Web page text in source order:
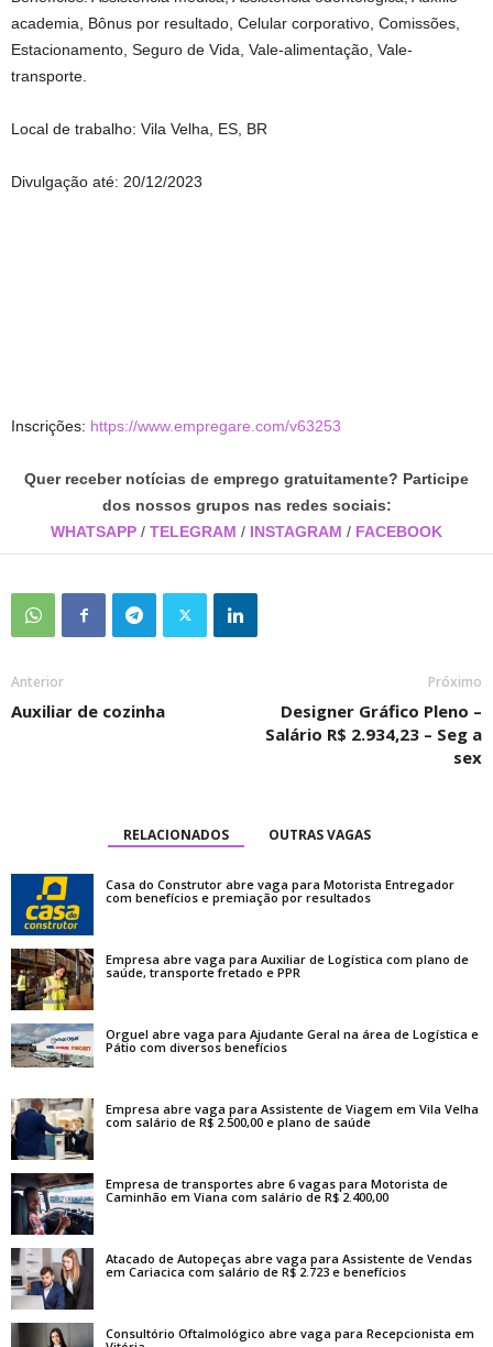
academia, Bônus por resultado, Celular corporativo, Comissões,
Estacionamento, Seguro de Vida, Vale-alimentação, Vale-
transporte.
Local de trabalho: Vila Velha, ES, BR
Divulgação até: 20/12/2023
Inscrições: https://www.empregare.com/v63253
Quer receber notícias de emprego gratuitamente? Participe
dos nossos grupos nas redes sociais:
WHATSAPP / TELEGRAM / INSTAGRAM / FACEBOOK
Anterior
Auxiliar de cozinha
Próximo
Designer Gráfico Pleno –
Salário R$ 2.934,23 – Seg a
sex
RELACIONADOS OUTRAS VAGAS
Casa do Construtor abre vaga para Motorista Entregador
com benefícios e premiação por resultados
Empresa abre vaga para Auxiliar de Logística com plano de
saúde, transporte fretado e PPR
Orguel abre vaga para Ajudante Geral na área de Logística e
Pátio com diversos benefícios
Empresa abre vaga para Assistente de Viagem em Vila Velha
com salário de R$ 2.500,00 e plano de saúde
Empresa de transportes abre 6 vagas para Motorista de
Caminhão em Viana com salário de R$ 2.400,00
Atacado de Autopeças abre vaga para Assistente de Vendas
em Cariacica com salário de R$ 2.723 e benefícios
Consultório Oftalmológico abre vaga para Recepcionista em